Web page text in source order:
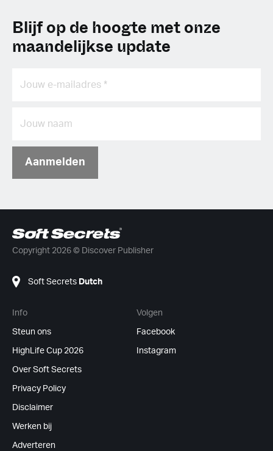
Blijf op de hoogte met onze
maandelijkse update
Aanmelden
Copyright 2026 © Discover Publisher
Soft Secrets Dutch
Info
Steun ons
HighLife Cup 2026
Over Soft Secrets
Privacy Policy
Disclaimer
Werken bij
Adverteren
Volgen
Facebook
Instagram